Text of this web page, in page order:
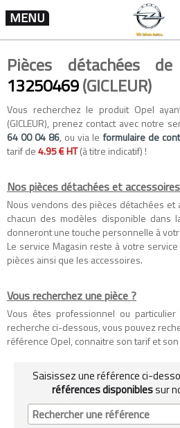
MENU
Pièces détachées
13250469(GICLEUR)
Vous recherchez le produit Opel
(GICLEUR), prenez contact avec notre
64 00 04 86, ou via le formulaire de
tarif de4.95 € HT(à titre indicatif) !
Nos pièces détachées et
Nous vendons des pièces détachées et
chacun des modèles disponible dans
donneront une touche personnelle à
Le service Magasin reste à votre
pièces ainsi que les accessoires.
Vous recherchez une pièce ?
Vous êtes professionnel ou
recherche ci-dessous, vous pouvez
référence Opel, connaitre son tarif et
Saisissez une référence ci-
références disponiblessur